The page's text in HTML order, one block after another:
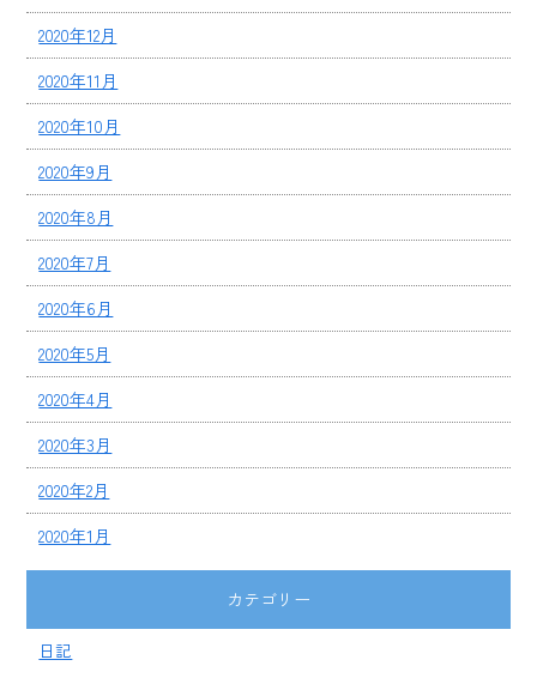
2020年12月
2020年11月
2020年10月
2020年9月
2020年8月
2020年7月
2020年6月
2020年5月
2020年4月
2020年3月
2020年2月
2020年1月
カテゴリー
日記